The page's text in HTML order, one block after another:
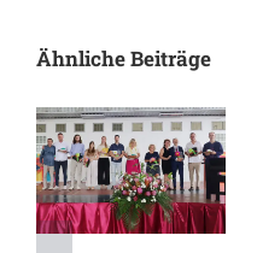
Ähnliche Beiträge